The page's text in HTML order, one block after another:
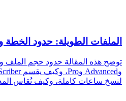
الملفات الطويلة: حدود الخطة
لنسخ ساعات كاملة، وكيف تُقاس